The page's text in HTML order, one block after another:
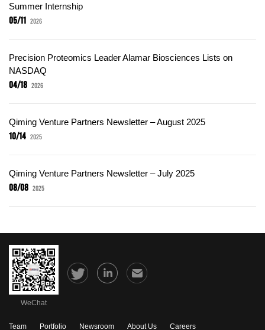
Summer Internship
05/11 2026
Precision Proteomics Leader Alamar Biosciences Lists on
NASDAQ
04/18 2026
Qiming Venture Partners Newsletter – August 2025
10/14 2025
Qiming Venture Partners Newsletter – July 2025
08/08 2025
WeChat
Team Portfolio Newsroom About Us Careers